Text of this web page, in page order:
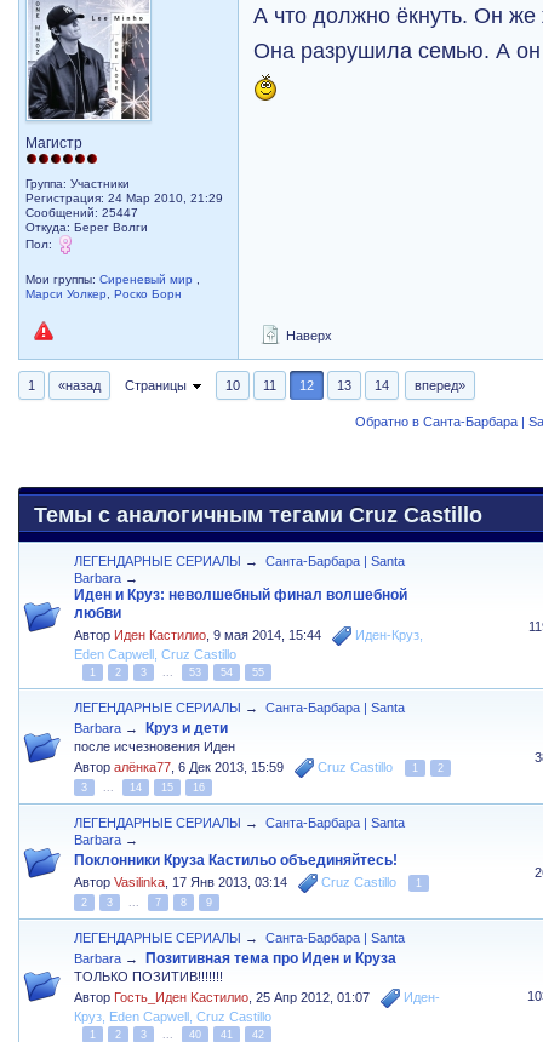
Магистр
Группа: Участники
Регистрация: 24 Мар 2010, 21:29
Сообщений: 25447
Откуда: Берег Волги
Пол:
Мои группы:Сиреневый мир
Марси Уолкер
,Роско Борн
А что должно ёкнуть. Он
Она разрушила семью. А
Наверх
1 «назад Страницы 10 11 12 13 14 вперед»
Обратно в Санта-Барбара |
Темы с аналогичным тегами Cruz Castillo
ЛЕГЕНДАРНЫЕ СЕРИАЛЫ →
Санта-Барбара | Santa
Barbara →
Иден и Круз: неволшебный финал волшебной
любви
Автор Иден Кастилио ,9 мая 2014, 15:44 Иден-Круз
Eden Capwell ,Cruz Castillo
1 2 3 53 54 55
ЛЕГЕНДАРНЫЕ СЕРИАЛЫ →
Санта-Барбара | Santa
Barbara → Круз и дети
после исчезновения Иден
Авторалёнка77 ,6 Дек 2013, 15:59 Cruz Castillo 1
2
3
14 15 16
ЛЕГЕНДАРНЫЕ СЕРИАЛЫ →
Санта-Барбара | Santa
Barbara →
Поклонники Круза Кастильо объединяйтесь!
АвторVasilinka 17 Янв 2013, 03:14 Cruz Castillo
1
2
3 7 8 9
ЛЕГЕНДАРНЫЕ СЕРИАЛЫ →
Санта-Барбара | Santa
Barbara → Позитивная тема про Иден и Круза
ТОЛЬКО ПОЗИТИВ!!!!!!!
Автор Гость_Иден Kacтилио ,25 Апр 2012, 01:07
Иден-
Круз Eden Capwell ,Cruz Castillo
1 2 3 40 41 42